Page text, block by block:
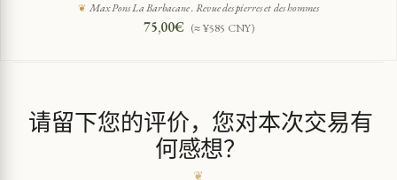
Max Pons La Barbacane . Revue des pierres et des hommes
75,00€ (≈ ¥585 CNY)
请留下您的评价，您对本次交易有
何感想？